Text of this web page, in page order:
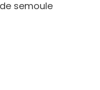
semoule